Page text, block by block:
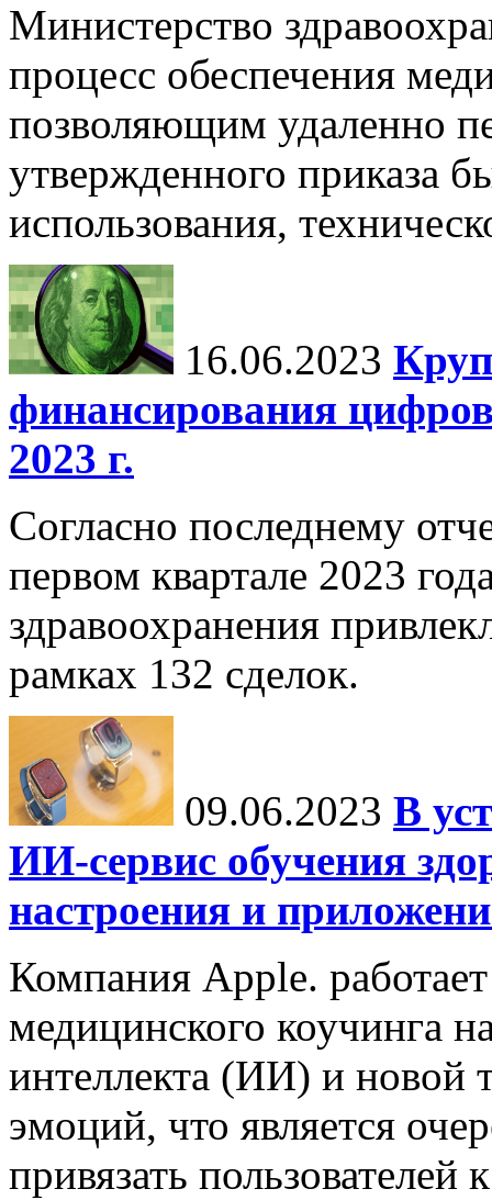
Министерство
процесс обеспечения
позволяющим удаленно
утвержденного приказа
использования,
16.06.2023
финансирования
2023 г.
Согласно последнему
первом квартале 2023
здравоохранения
рамках 132 сделок.
09.06.2023 В
ИИ-сервис обучения
настроения и
Компания Apple.
медицинского коучинга
интеллекта (ИИ) и новой
эмоций, что является
привязать